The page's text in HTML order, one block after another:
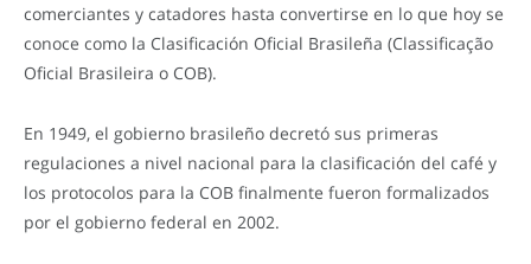
comerciantes y catadores hasta convertirse en lo que hoy se
conoce como la Clasificación Oficial Brasileña (Classificação
Oficial Brasileira o COB).
En 1949, el gobierno brasileño decretó sus primeras
regulaciones a nivel nacional para la clasificación del café y
los protocolos para la COB finalmente fueron formalizados
por el gobierno federal en 2002.